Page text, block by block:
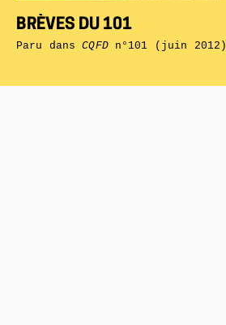
BRÈVES DU 101
Paru dansCQFDn°101 (juin 2012)